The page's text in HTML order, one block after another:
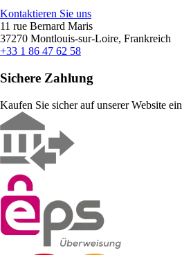
Kontaktieren Sie uns
11 rue Bernard Maris
37270 Montlouis-sur-Loire, Frankreich
+33 1 86 47 62 58
Sichere Zahlung
Kaufen Sie sicher auf unserer Website ein